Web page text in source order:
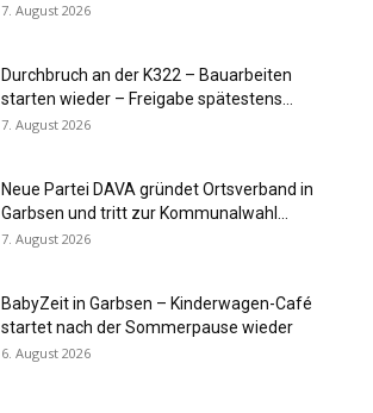
7. August 2026
Durchbruch an der K322 – Bauarbeiten
starten wieder – Freigabe spätestens...
7. August 2026
Neue Partei DAVA gründet Ortsverband in
Garbsen und tritt zur Kommunalwahl...
7. August 2026
BabyZeit in Garbsen – Kinderwagen-Café
startet nach der Sommerpause wieder
6. August 2026